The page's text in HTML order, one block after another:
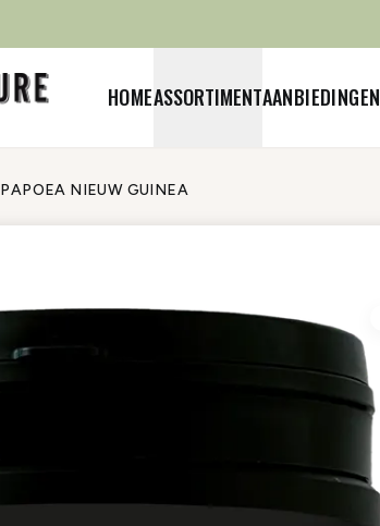
HOMEASSORTIMENTAANBIEDINGEN
PAPOEA NIEUW GUINEA